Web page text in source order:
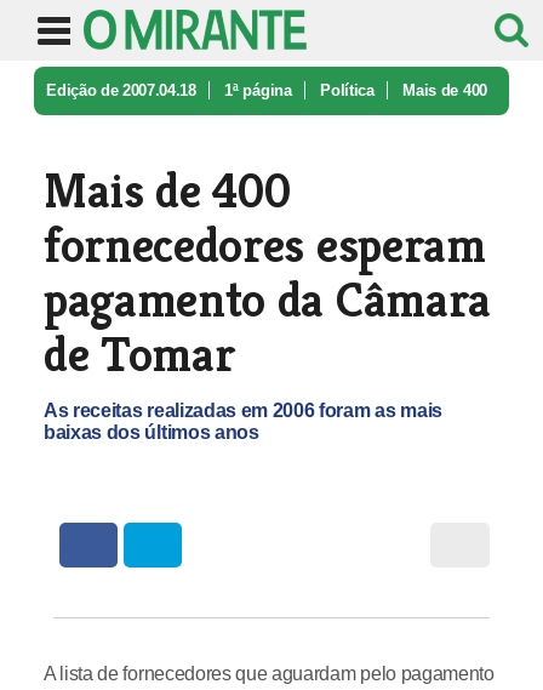
Edição de 2007.04.18 1ª página Política Mais de 400
Mais de 400
fornecedores esperam
pagamento da Câmara
de Tomar
As receitas realizadas em 2006 foram as mais
baixas dos últimos anos
A lista de fornecedores que aguardam pelo pagamento